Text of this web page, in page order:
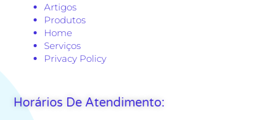
Artigos
Produtos
Home
Serviços
Privacy Policy
Horários De Atendimento: